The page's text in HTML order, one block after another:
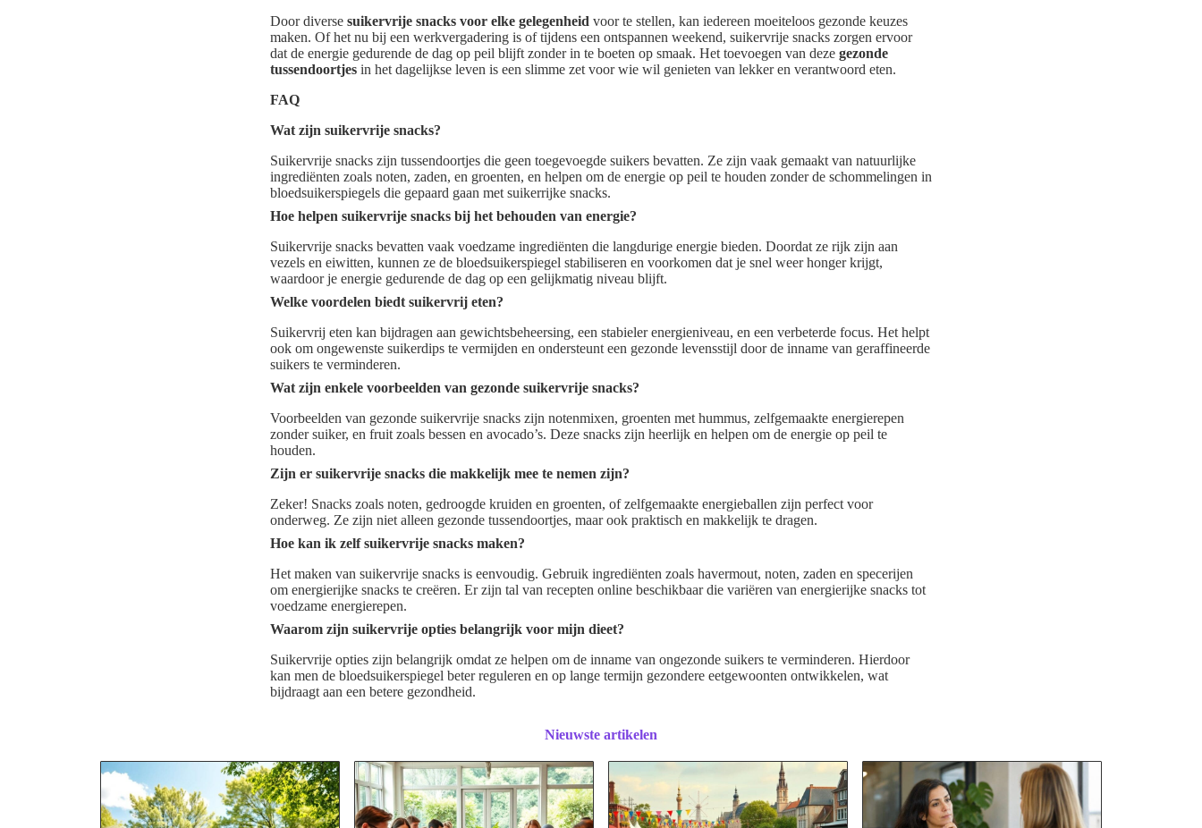
Door diverse suikervrije snacks voor elke gelegenheid voor te stellen, kan iedereen moeiteloos gezonde keuzes
maken. Of het nu bij een werkvergadering is of tijdens een ontspannen weekend, suikervrije snacks zorgen ervoor
dat de energie gedurende de dag op peil blijft zonder in te boeten op smaak. Het toevoegen van deze gezonde
tussendoortjes in het dagelijkse leven is een slimme zet voor wie wil genieten van lekker en verantwoord eten.
FAQ
Wat zijn suikervrije snacks?
Suikervrije snacks zijn tussendoortjes die geen toegevoegde suikers bevatten. Ze zijn vaak gemaakt van natuurlijke
ingrediënten zoals noten, zaden, en groenten, en helpen om de energie op peil te houden zonder de schommelingen in
bloedsuikerspiegels die gepaard gaan met suikerrijke snacks.
Hoe helpen suikervrije snacks bij het behouden van energie?
Suikervrije snacks bevatten vaak voedzame ingrediënten die langdurige energie bieden. Doordat ze rijk zijn aan
vezels en eiwitten, kunnen ze de bloedsuikerspiegel stabiliseren en voorkomen dat je snel weer honger krijgt,
waardoor je energie gedurende de dag op een gelijkmatig niveau blijft.
Welke voordelen biedt suikervrij eten?
Suikervrij eten kan bijdragen aan gewichtsbeheersing, een stabieler energieniveau, en een verbeterde focus. Het helpt
ook om ongewenste suikerdips te vermijden en ondersteunt een gezonde levensstijl door de inname van geraffineerde
suikers te verminderen.
Wat zijn enkele voorbeelden van gezonde suikervrije snacks?
Voorbeelden van gezonde suikervrije snacks zijn notenmixen, groenten met hummus, zelfgemaakte energierepen
zonder suiker, en fruit zoals bessen en avocado’s. Deze snacks zijn heerlijk en helpen om de energie op peil te
houden.
Zijn er suikervrije snacks die makkelijk mee te nemen zijn?
Zeker! Snacks zoals noten, gedroogde kruiden en groenten, of zelfgemaakte energieballen zijn perfect voor
onderweg. Ze zijn niet alleen gezonde tussendoortjes, maar ook praktisch en makkelijk te dragen.
Hoe kan ik zelf suikervrije snacks maken?
Het maken van suikervrije snacks is eenvoudig. Gebruik ingrediënten zoals havermout, noten, zaden en specerijen
om energierijke snacks te creëren. Er zijn tal van recepten online beschikbaar die variëren van energierijke snacks tot
voedzame energierepen.
Waarom zijn suikervrije opties belangrijk voor mijn dieet?
Suikervrije opties zijn belangrijk omdat ze helpen om de inname van ongezonde suikers te verminderen. Hierdoor
kan men de bloedsuikerspiegel beter reguleren en op lange termijn gezondere eetgewoonten ontwikkelen, wat
bijdraagt aan een betere gezondheid.
Nieuwste artikelen